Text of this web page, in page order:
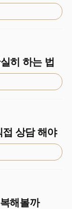
히 하는 법
상담 해야
해볼까